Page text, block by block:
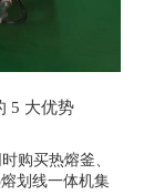
5 大优势
购买热熔釜、
划线一体机集